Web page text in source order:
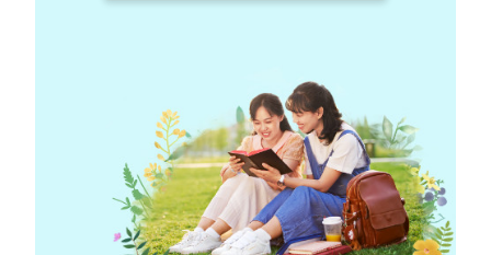
の言うとおりです！ パウロはまたテモテへの手紙
二でこう言いました。
『神がわたしたちを救い、聖
なる招きによって呼び出してくださったのは、わた
したちの行いによるのではなく、ご自身の計画と恵
みによるのです。この恵みは、永遠の昔にキリス
ト･イエスにおいてわたしたちのために与えられ』